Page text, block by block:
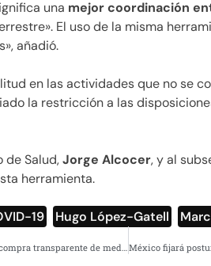
una mejor coordinación
El uso de la misma
añadió.
en las actividades que no se
la restricción a las
de Salud,Jorge Alcocer, y al
herramienta.
19 Hugo López-Gatell